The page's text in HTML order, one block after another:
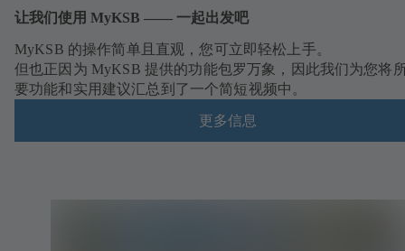
让我们使用 MyKSB —— 一起出发吧
MyKSB 的操作简单且直观，您可立即轻松上手。
但也正因为 MyKSB 提供的功能包罗万象，因此我们为您将
要功能和实用建议汇总到了一个简短视频中。
更多信息